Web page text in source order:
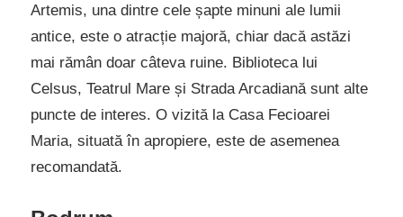
Artemis, una dintre cele șapte minuni ale lumii
antice, este o atracție majoră, chiar dacă astăzi
mai rămân doar câteva ruine. Biblioteca lui
Celsus, Teatrul Mare și Strada Arcadiană sunt alte
puncte de interes. O vizită la Casa Fecioarei
Maria, situată în apropiere, este de asemenea
recomandată.